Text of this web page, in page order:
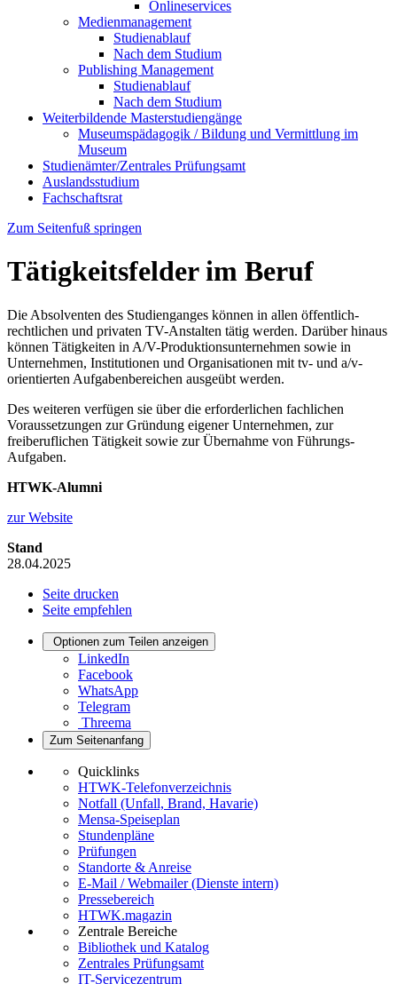
Onlineservices
Medienmanagement
Studienablauf
Nach dem Studium
Publishing Management
Studienablauf
Nach dem Studium
Weiterbildende Masterstudiengänge
Museumspädagogik / Bildung und Vermittlung im
Museum
Studienämter/Zentrales Prüfungsamt
Auslandsstudium
Fachschaftsrat
Zum Seitenfuß springen
Tätigkeitsfelder im Beruf
Die Absolventen des Studienganges können in allen öffentlich-
rechtlichen und privaten TV-Anstalten tätig werden. Darüber hinaus
können Tätigkeiten in A/V-Produktionsunternehmen sowie in
Unternehmen, Institutionen und Organisationen mit tv- und a/v-
orientierten Aufgabenbereichen ausgeübt werden.
Des weiteren verfügen sie über die erforderlichen fachlichen
Voraussetzungen zur Gründung eigener Unternehmen, zur
freiberuflichen Tätigkeit sowie zur Übernahme von Führungs-
Aufgaben.
HTWK-Alumni
zur Website
Stand
28.04.2025
Seite drucken
Seite empfehlen
Optionen zum Teilen anzeigen
LinkedIn
Facebook
WhatsApp
Telegram
Threema
Zum Seitenanfang
Quicklinks
HTWK-Telefonverzeichnis
Notfall (Unfall, Brand, Havarie)
Mensa-Speiseplan
Stundenpläne
Prüfungen
Standorte & Anreise
E-Mail / Webmailer (Dienste intern)
Pressebereich
HTWK.magazin
Zentrale Bereiche
Bibliothek und Katalog
Zentrales Prüfungsamt
IT-Servicezentrum